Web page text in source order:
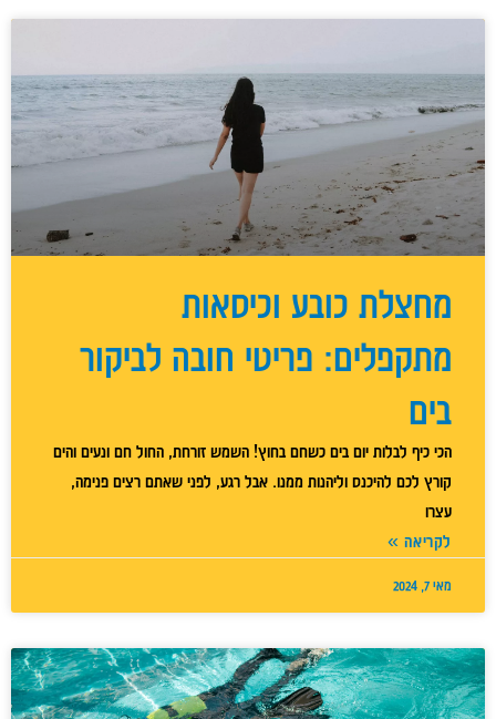
מחצלת כובע וכיסאות
מתקפלים: פריטי חובה לביקור
בים
הכי כיף לבלות יום בים כשחם בחוץ! השמש זורחת, החול חם ונעים והים
קורץ לכם להיכנס וליהנות ממנו. אבל רגע, לפני שאתם רצים פנימה,
עצרו
לקריאה »
מאי 7, 2024